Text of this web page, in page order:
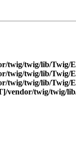
twig/twig/lib/Twig/
twig/twig/lib/Twig/
twig/twig/lib/Twig/
vendor/twig/twig/